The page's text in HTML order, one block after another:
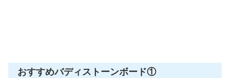
おすすめバディストーンボード①